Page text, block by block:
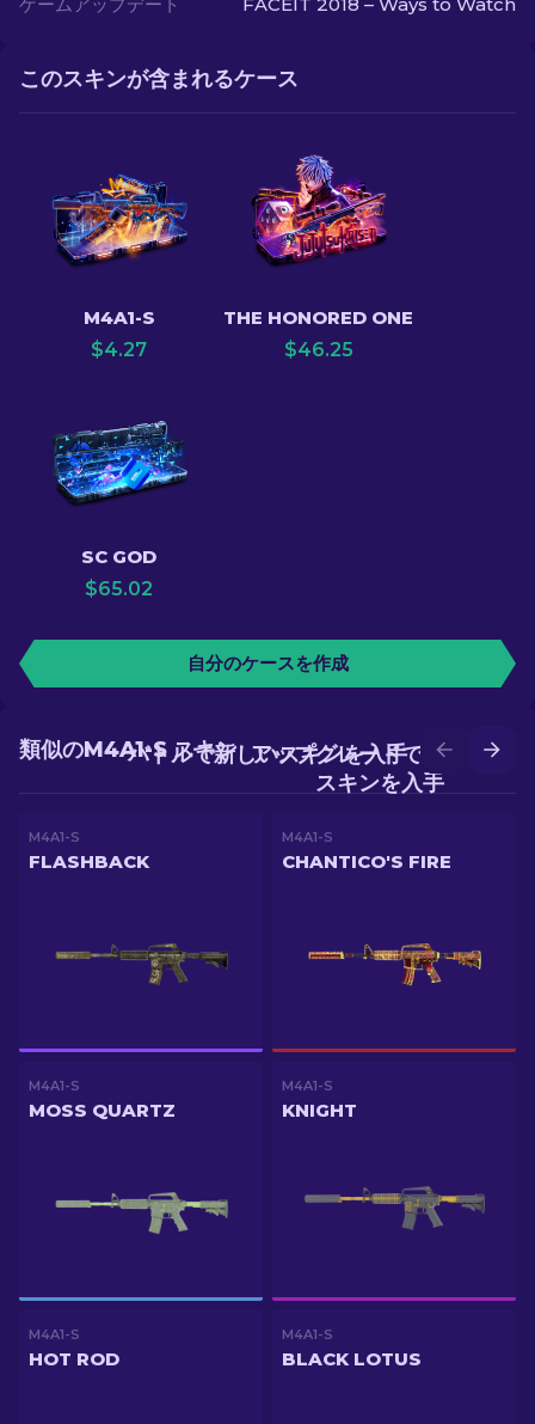
このスキンが含まれるケース
M4A1-S
$4.27
THE HONORED ONE
$46.25
SC GOD
$65.02
自分のケースを作成
アップグレードでより良い
スキンを入手
バトルで新しいスキンを入手
類似のM4A1-S スキン
M4A1-S
FLASHBACK
M4A1-S
CHANTICO'S FIRE
M4A1-S
MOSS QUARTZ
M4A1-S
KNIGHT
M4A1-S
HOT ROD
M4A1-S
BLACK LOTUS